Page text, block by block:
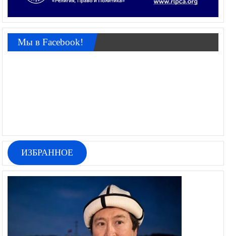
Мы в Facebook!
ИЗБРАННОЕ